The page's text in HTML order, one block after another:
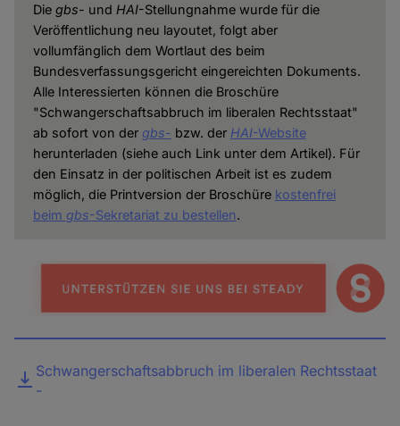
Die gbs- und HAI-Stellungnahme wurde für die
Veröffentlichung neu layoutet, folgt aber
vollumfänglich dem Wortlaut des beim
Bundesverfassungsgericht eingereichten Dokuments.
Alle Interessierten können die Broschüre
"Schwangerschaftsabbruch im liberalen Rechtsstaat"
ab sofort von der gbs- bzw. der HAI-Website
herunterladen (siehe auch Link unter dem Artikel). Für
den Einsatz in der politischen Arbeit ist es zudem
möglich, die Printversion der Broschüre kostenfrei
beim gbs-Sekretariat zu bestellen.
DateiSchwangerschaftsabbruch im liberalen Rechtsstaat
-